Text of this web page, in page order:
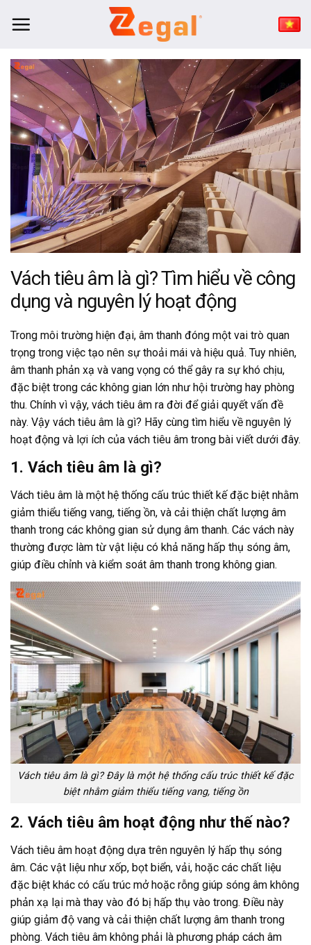
qua
dung
Vách tiêu âm là gì? Tìm hiểu về công
dụng và nguyên lý hoạt động
Trong môi trường hiện đại, âm thanh đóng một vai trò quan
trọng trong việc tạo nên sự thoải mái và hiệu quả. Tuy nhiên,
âm thanh phản xạ và vang vọng có thể gây ra sự khó chịu,
đặc biệt trong các không gian lớn như hội trường hay phòng
thu. Chính vì vậy, vách tiêu âm ra đời để giải quyết vấn đề
này. Vậy vách tiêu âm là gì? Hãy cùng tìm hiểu về nguyên lý
hoạt động và lợi ích của vách tiêu âm trong bài viết dưới đây.
1. Vách tiêu âm là gì?
Vách tiêu âm là một hệ thống cấu trúc thiết kế đặc biệt nhằm
giảm thiểu tiếng vang, tiếng ồn, và cải thiện chất lượng âm
thanh trong các không gian sử dụng âm thanh. Các vách này
thường được làm từ vật liệu có khả năng hấp thụ sóng âm,
giúp điều chỉnh và kiểm soát âm thanh trong không gian.
Vách tiêu âm là gì? Đây là một hệ thống cấu trúc thiết kế đặc
biệt nhằm giảm thiểu tiếng vang, tiếng ồn
2. Vách tiêu âm hoạt động như thế nào?
Vách tiêu âm hoạt động dựa trên nguyên lý hấp thụ sóng
âm. Các vật liệu như xốp, bọt biển, vải, hoặc các chất liệu
đặc biệt khác có cấu trúc mở hoặc rỗng giúp sóng âm không
phản xạ lại mà thay vào đó bị hấp thụ vào trong. Điều này
giúp giảm độ vang và cải thiện chất lượng âm thanh trong
phòng. Vách tiêu âm không phải là phương pháp cách âm